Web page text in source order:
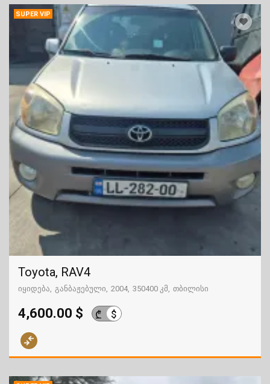
SUPER VIP
Toyota, RAV4
იყიდება განბაჟებული 2004 350400 კმ თბილისი
4,600.00 $ ₾ $